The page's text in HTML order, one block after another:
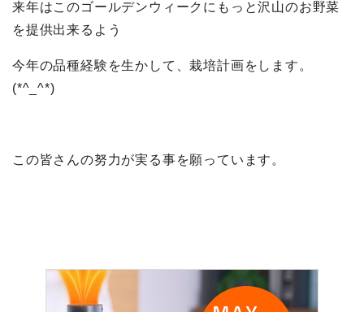
来年はこのゴールデンウィークにもっと沢山のお野菜
を提供出来るよう
今年の品種経験を生かして、栽培計画をします。
(*^_^*)
この皆さんの努力が実る事を願っています。